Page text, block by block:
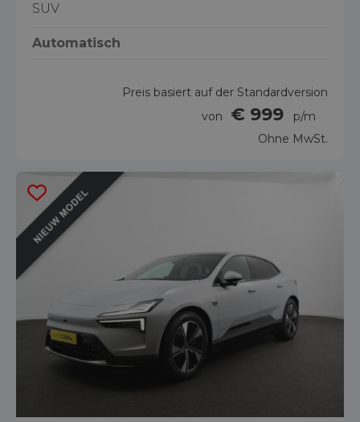
SUV
Automatisch
Preis basiert auf der Standardversion
von
€ 999
p/m
Ohne MwSt.